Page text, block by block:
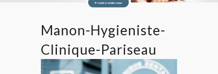
Prendre rendez-vous
Manon-Hygieniste-
Clinique-Pariseau